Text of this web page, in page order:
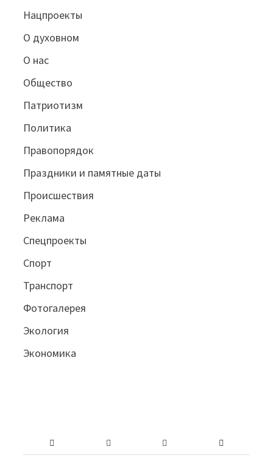
Нацпроекты
О духовном
О нас
Общество
Патриотизм
Политика
Правопорядок
Праздники и памятные даты
Происшествия
Реклама
Спецпроекты
Спорт
Транспорт
Фотогалерея
Экология
Экономика